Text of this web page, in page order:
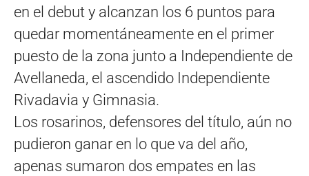
en el debut y alcanzan los 6 puntos para
quedar momentáneamente en el primer
puesto de la zona junto a Independiente de
Avellaneda, el ascendido Independiente
Rivadavia y Gimnasia.
Los rosarinos, defensores del título, aún no
pudieron ganar en lo que va del año,
apenas sumaron dos empates en las